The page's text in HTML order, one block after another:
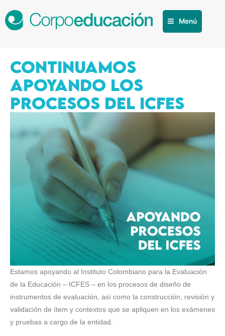
Menú
CONTINUAMOS
APOYANDO LOS
PROCESOS DEL ICFES
Estamos apoyando al Instituto Colombiano para la Evaluación
de la Educación – ICFES – en los procesos de diseño de
instrumentos de evaluación, así como la construcción, revisión y
validación de ítem y contextos que se apliquen en los exámenes
y pruebas a cargo de la entidad.